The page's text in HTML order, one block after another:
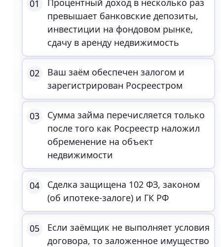
01
превышает банковские депозиты,
инвестиции на фондовом рынке,
сдачу в аренду недвижимость
02
Ваш заём обеспечен залогом и
зарегистрирован Росреестром
03
Сумма займа перечисляется только
после того как Росреестр наложил
обременение на объект
недвижимости
04
Сделка защищена 102 ФЗ, законом
(об ипотеке-залоге) и ГК РФ
05
Если заёмщик не выполняет условия
договора, то заложенное имущество